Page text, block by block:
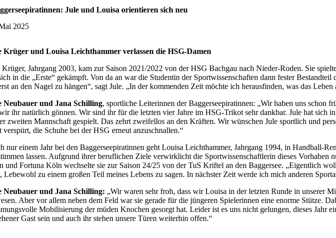
Jule und Louisa orientieren sich neu
2025
Krüger und Louisa Leichthammer verlassen die HSG-Damen
Krüger, Jahrgang 2003, kam zur Saison 2021/2022 von der HSG Bachgau nach Nieder-Roden. Sie
in die „Erste“ gekämpft. Von da an war die Studentin der Sportwissenschaften dann fester
an den Nagel zu hängen“, sagt Jule. „In der kommenden Zeit möchte ich herausfinden, was das
Neubauer und Jana Schilling, sportliche Leiterinnen der Baggerseepiratinnen: „Wir haben uns schon
ihr natürlich gönnen. Wir sind ihr für die letzten vier Jahre im HSG-Trikot sehr dankbar. Jule hat sich
zweiten Mannschaft gespielt. Das zehrt zweifellos an den Kräften. Wir wünschen Jule sportlich und
verspürt, die Schuhe bei der HSG erneut anzuschnallen.“
nur einem Jahr bei den Baggerseepiratinnen geht Louisa Leichthammer, Jahrgang 1994, in Handball-
lassen. Aufgrund ihrer beruflichen Ziele verwirklicht die Sportwissenschaftlerin dieses
und Fortuna Köln wechselte sie zur Saison 24/25 von der TuS Kriftel an den Baggersee. „Eigentlich
Lebewohl zu einem großen Teil meines Lebens zu sagen. In nächster Zeit werde ich mich anderen
Neubauer und Jana Schilling: „Wir waren sehr froh, dass wir Louisa in der letzten Runde in unserer
Aber vor allem neben dem Feld war sie gerade für die jüngeren Spielerinnen eine enorme Stütze.
Mobilisierung der müden Knochen gesorgt hat. Leider ist es uns nicht gelungen, dieses
Gast sein und auch ihr stehen unsere Türen weiterhin offen.“